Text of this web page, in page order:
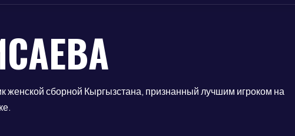
женской сборной Кыргызстана, признанный лучшим игроком на